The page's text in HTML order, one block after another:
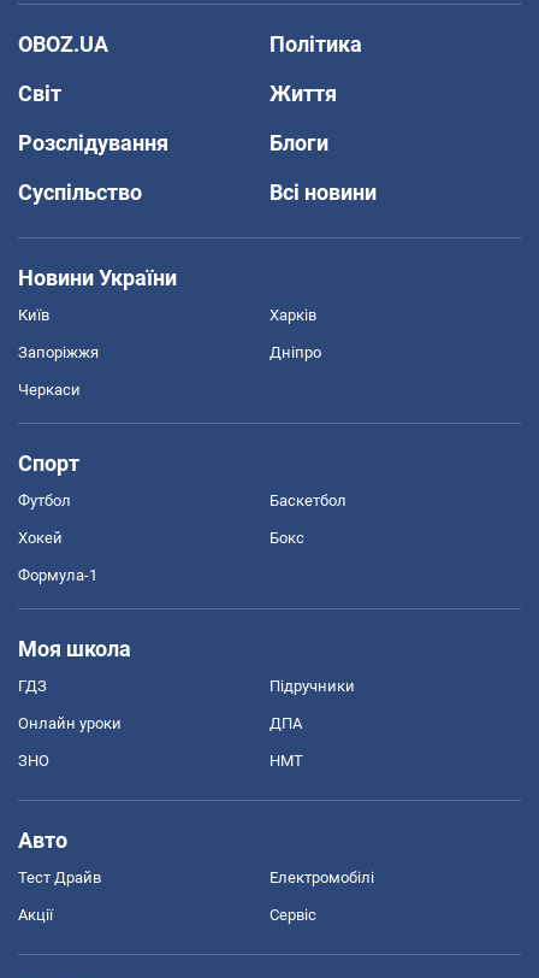
OBOZ.UA
Політика
Світ
Життя
Розслідування
Блоги
Суспільство
Всі новини
Новини України
Київ Харків
Запоріжжя Дніпро
Черкаси
Спорт
Футбол Баскетбол
Хокей Бокс
Формула-1
Моя школа
ГДЗ Підручники
Онлайн уроки ДПА
ЗНО НМТ
Авто
Тест Драйв Електромобілі
Акції Сервіс